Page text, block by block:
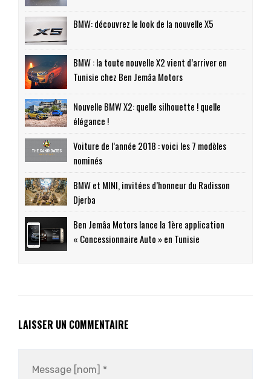
BMW: découvrez le look de la nouvelle X5
BMW : la toute nouvelle X2 vient d’arriver en
Tunisie chez Ben Jemâa Motors
Nouvelle BMW X2: quelle silhouette ! quelle
élégance !
Voiture de l’année 2018 : voici les 7 modèles
nominés
BMW et MINI, invitées d’honneur du Radisson
Djerba
Ben Jemâa Motors lance la 1ère application
« Concessionnaire Auto » en Tunisie
LAISSER UN COMMENTAIRE